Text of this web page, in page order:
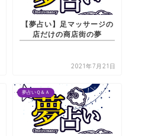
【夢占い】足マッサージの
店だけの商店街の夢
2021年7月21日
夢占いＱ＆Ａ